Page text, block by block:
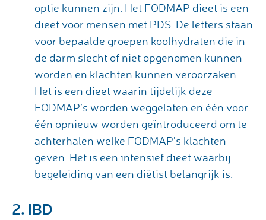
optie kunnen zijn. Het FODMAP dieet is een
dieet voor mensen met PDS. De letters staan
voor bepaalde groepen koolhydraten die in
de darm slecht of niet opgenomen kunnen
worden en klachten kunnen veroorzaken.
Het is een dieet waarin tijdelijk deze
FODMAP’s worden weggelaten en één voor
één opnieuw worden geïntroduceerd om te
achterhalen welke FODMAP’s klachten
geven. Het is een intensief dieet waarbij
begeleiding van een diëtist belangrijk is.
2. IBD